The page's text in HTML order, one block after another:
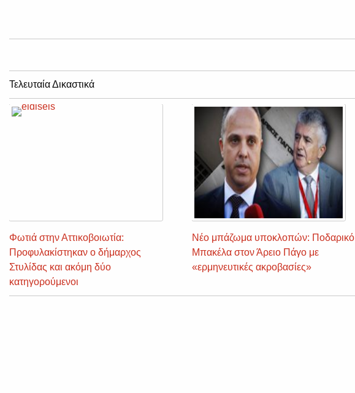
Τελευταία Δικαστικά
Φωτιά στην Αττικοβοιωτία:
Προφυλακίστηκαν ο δήμαρχος
Στυλίδας και ακόμη δύο
κατηγορούμενοι
Νέο μπάζωμα υποκλοπών: Ποδαρικό
Μπακέλα στον Άρειο Πάγο με
«ερμηνευτικές ακροβασίες»